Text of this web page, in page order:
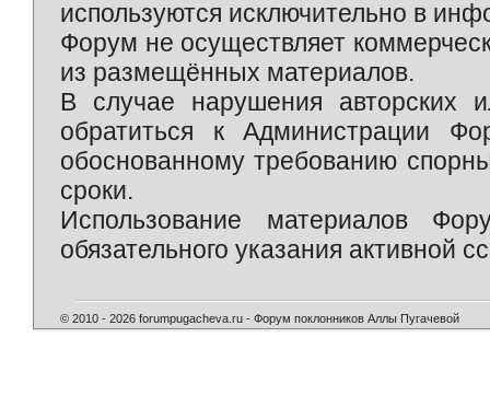
используются исключительно в
Форум не осуществляет
из размещённых материалов.
В случае нарушения авторских
обратиться к Администрации
обоснованному требованию
сроки.
Использование материалов
обязательного указания активной
© 2010 - 2026 forumpugacheva.ru - Форум поклонников Аллы Пугачевой